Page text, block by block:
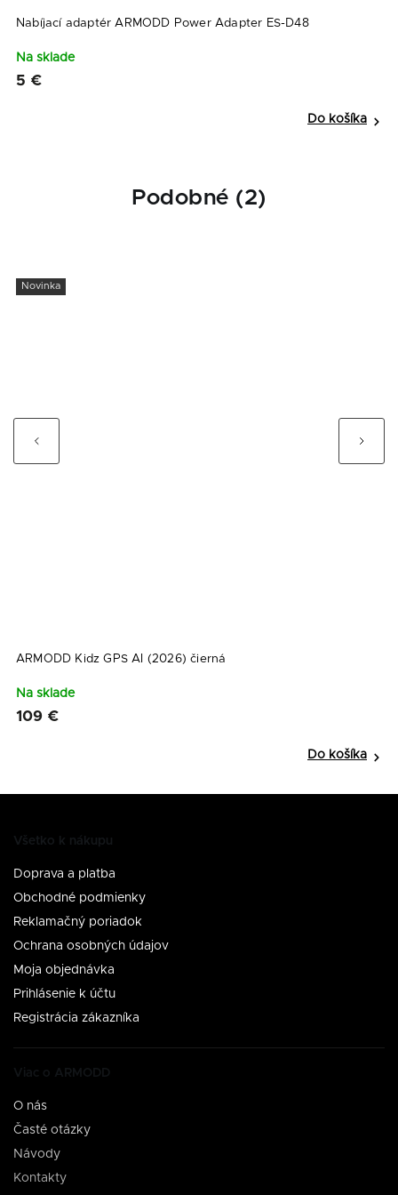
Nabíjací adaptér ARMODD Power Adapter ES-D48
Na sklade
5 €
Do košíka
Podobné (2)
Previous
Novinka
ARMODD Kidz GPS AI (2026) čierná
Na sklade
109 €
Do košíka
Všetko k nákupu
Doprava a platba
Obchodné podmienky
Reklamačný poriadok
Ochrana osobných údajov
Moja objednávka
Prihlásenie k účtu
Registrácia zákazníka
Viac o ARMODD
O nás
Časté otázky
Návody
Kontakty